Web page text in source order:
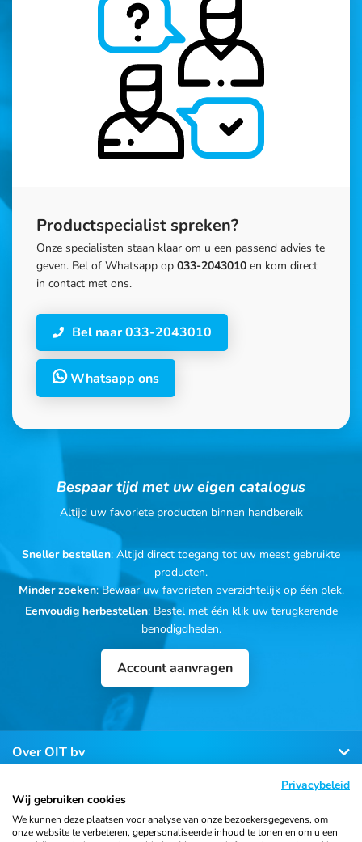
Productspecialist spreken?
Onze specialisten staan klaar om u een passend advies te
geven. Bel of Whatsapp op 033-2043010 en kom direct
in contact met ons.
Bel naar 033-2043010
Whatsapp ons
Bespaar tijd met uw eigen catalogus
Altijd uw favoriete producten binnen handbereik
Sneller bestellen: Altijd direct toegang tot uw meest gebruikte
producten.
Minder zoeken: Bewaar uw favorieten overzichtelijk op één plek.
Eenvoudig herbestellen: Bestel met één klik uw terugkerende
benodigdheden.
Account aanvragen
Over OIT bv
Klantenservice
Privacybeleid
Wij gebruiken cookies
We kunnen deze plaatsen voor analyse van onze bezoekersgegevens, om
onze website te verbeteren, gepersonaliseerde inhoud te tonen en om u een